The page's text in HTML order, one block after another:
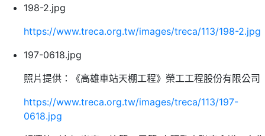
198-2.jpg
https://www.treca.org.tw/images/treca/113/198-2.jpg
197-0618.jpg
照片提供：《高雄車站天棚工程》榮工工程股份有限公司
https://www.treca.org.tw/images/treca/113/197-
0618.jpg